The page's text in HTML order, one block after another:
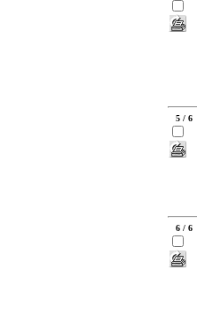
5 / 6
6 / 6